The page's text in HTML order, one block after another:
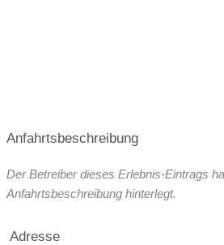
Anfahrtsbeschreibung
Der Betreiber dieses Erlebnis-Eintrags
Anfahrtsbeschreibung hinterlegt.
Adresse